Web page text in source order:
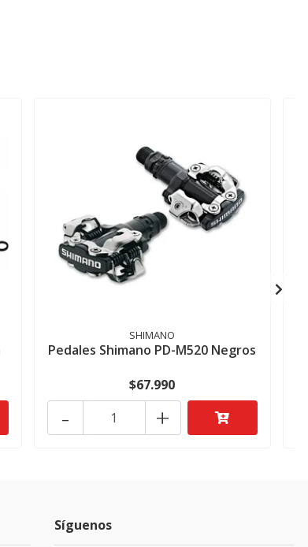
SHIMANO
Pedales Shimano PD-M520 Negros
$67.990
+
-
Síguenos